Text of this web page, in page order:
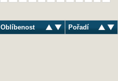
Oblíbenost Pořadí